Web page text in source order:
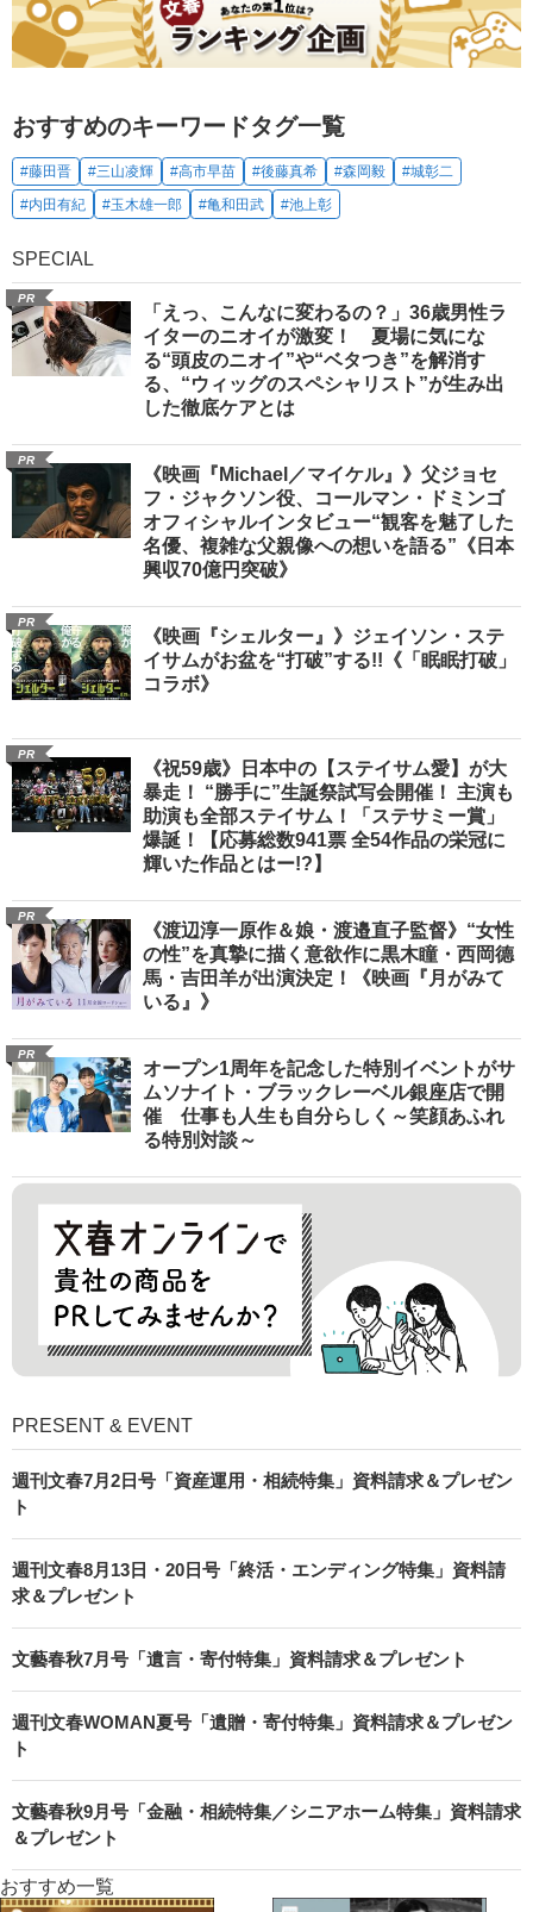
おすすめのキーワードタグ一覧
#藤田晋 #三山凌輝 #高市早苗 #後藤真希 #森岡毅
#城彰二
#内田有紀
#玉木雄一郎 #亀和田武 #池上彰
SPECIAL
PR
「えっ、こんなに変わるの？」36歳男性ラ
イターのニオイが激変！ 夏場に気にな
る“頭皮のニオイ”や“ベタつき”を解消す
る、“ウィッグのスペシャリスト”が生み出
した徹底ケアとは
PR
《映画『Michael／マイケル』》父ジョセ
フ・ジャクソン役、コールマン・ドミンゴ
オフィシャルインタビュー“観客を魅了した
名優、複雑な父親像への想いを語る”《日本
興収70億円突破》
PR
《映画『シェルター』》ジェイソン・ステ
イサムがお盆を“打破”する!!《「眠眠打破」
コラボ》
PR
《祝59歳》日本中の【ステイサム愛】が大
暴走！ “勝手に”生誕祭試写会開催！ 主演も
助演も全部ステイサム！「ステサミー賞」
爆誕！【応募総数941票 全54作品の栄冠に
輝いた作品とはー!?】
PR
《渡辺淳一原作＆娘・渡邉直子監督》“女性
の性”を真摯に描く意欲作に黒木瞳・西岡德
馬・吉田羊が出演決定！《映画『月がみて
いる』》
PR
オープン1周年を記念した特別イベントがサ
ムソナイト・ブラックレーベル銀座店で開
催 仕事も人生も自分らしく～笑顔あふれ
る特別対談～
PRESENT & EVENT
週刊文春7月2日号「資産運用・相続特集」資料請求＆プレゼン
ト
週刊文春8月13日・20日号「終活・エンディング特集」資料請
求＆プレゼント
文藝春秋7月号「遺言・寄付特集」資料請求＆プレゼント
週刊文春WOMAN夏号「遺贈・寄付特集」資料請求＆プレゼン
ト
文藝春秋9月号「金融・相続特集／シニアホーム特集」資料請求
＆プレゼント
おすすめ一覧